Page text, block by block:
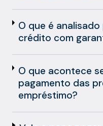
O que é
crédito com
O que acontece
pagamento das
empréstimo?